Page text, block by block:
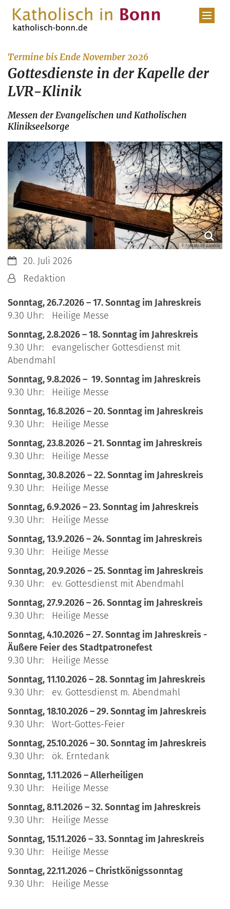
Zum Inhalt springen
Termine bis Ende November 2026:
Gottesdienste in der Kapelle der
LVR-Klinik
Messen der Evangelischen und Katholischen
Klinikseelsorge
© Franz26 by pixabay
Datum:20. Juli 2026
Von:Redaktion
Sonntag, 26.7.2026 – 17. Sonntag im Jahreskreis
9.30 Uhr: Heilige Messe
Sonntag, 2.8.2026 – 18. Sonntag im Jahreskreis
9.30 Uhr: evangelischer Gottesdienst mit
Abendmahl
Sonntag, 9.8.2026 – 19. Sonntag im Jahreskreis
9.30 Uhr: Heilige Messe
Sonntag, 16.8.2026 – 20. Sonntag im Jahreskreis
9.30 Uhr: Heilige Messe
Sonntag, 23.8.2026 – 21. Sonntag im Jahreskreis
9.30 Uhr: Heilige Messe
Sonntag, 30.8.2026 – 22. Sonntag im Jahreskreis
9.30 Uhr: Heilige Messe
Sonntag, 6.9.2026 – 23. Sonntag im Jahreskreis
9.30 Uhr: Heilige Messe
Sonntag, 13.9.2026 – 24. Sonntag im Jahreskreis
9.30 Uhr: Heilige Messe
Sonntag, 20.9.2026 – 25. Sonntag im Jahreskreis
9.30 Uhr: ev. Gottesdienst mit Abendmahl
Sonntag, 27.9.2026 – 26. Sonntag im Jahreskreis
9.30 Uhr: Heilige Messe
Sonntag, 4.10.2026 – 27. Sonntag im Jahreskreis -
Äußere Feier des Stadtpatronefest
9.30 Uhr: Heilige Messe
Sonntag, 11.10.2026 – 28. Sonntag im Jahreskreis
9.30 Uhr: ev. Gottesdienst m. Abendmahl
Sonntag, 18.10.2026 – 29. Sonntag im Jahreskreis
9.30 Uhr: Wort-Gottes-Feier
Sonntag, 25.10.2026 – 30. Sonntag im Jahreskreis
9.30 Uhr: ök. Erntedank
Sonntag, 1.11.2026 – Allerheiligen
9.30 Uhr: Heilige Messe
Sonntag, 8.11.2026 – 32. Sonntag im Jahreskreis
9.30 Uhr: Heilige Messe
Sonntag, 15.11.2026 – 33. Sonntag im Jahreskreis
9.30 Uhr: Heilige Messe
Sonntag, 22.11.2026 – Christkönigssonntag
9.30 Uhr: Heilige Messe